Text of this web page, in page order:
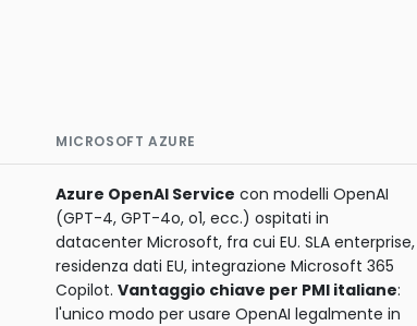
MICROSOFT AZURE
Azure OpenAI Service con modelli OpenAI
(GPT-4, GPT-4o, o1, ecc.) ospitati in
datacenter Microsoft, fra cui EU. SLA enterprise,
residenza dati EU, integrazione Microsoft 365
Copilot. Vantaggio chiave per PMI italiane:
l'unico modo per usare OpenAI legalmente in